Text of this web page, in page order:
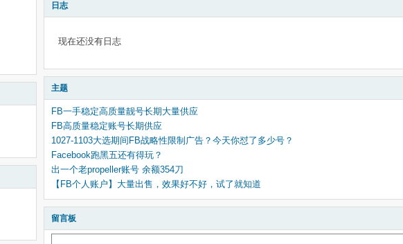
日志
现在还没有日志
主题
FB一手稳定高质量靓号长期大量供应
FB高质量稳定账号长期供应
1027-1103大选期间FB战略性限制广告？今天你怼了多少号？
Facebook跑黑五还有得玩？
出一个老propeller账号 余额354刀
【FB个人账户】大量出售，效果好不好，试了就知道
留言板